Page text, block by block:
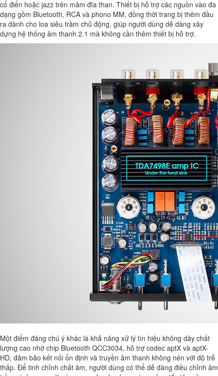
cổ điển hoặc jazz trên mâm đĩa than. Thiết bị hỗ trợ các nguồn vào đa
dạng gồm Bluetooth, RCA và phono MM, đồng thời trang bị thêm đầu
ra dành cho loa siêu trầm chủ động, giúp người dùng dễ dàng xây
dựng hệ thống âm thanh 2.1 mà không cần thêm thiết bị hỗ trợ.
Một điểm đáng chú ý khác là khả năng xử lý tín hiệu không dây chất
lượng cao nhờ chip Bluetooth QCC3034, hỗ trợ codec aptX và aptX-
HD, đảm bảo kết nối ổn định và truyền âm thanh không nén với độ trễ
thấp. Để tinh chỉnh chất âm, người dùng có thể dễ dàng điều chỉnh âm